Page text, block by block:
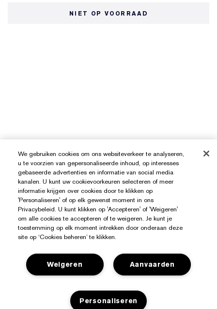
NIET OP VOORRAAD
We gebruiken cookies om ons websiteverkeer te analyseren,
u te voorzien van gepersonaliseerde inhoud, op interesses
gebaseerde advertenties en informatie van social media
kanalen. U kunt uw cookievoorkeuren selecteren of meer
informatie krijgen over cookies door te klikken op
'Personaliseren' of op elk gewenst moment in ons
Privacybeleid. U kunt klikken op 'Accepteren' of 'Weigeren'
om alle cookies te accepteren of te weigeren. Je kunt je
toestemming op elk moment intrekken door onderaan deze
site op ‘Cookies beheren’ te klikken.
Aanvaarden
Weigeren
Personaliseren